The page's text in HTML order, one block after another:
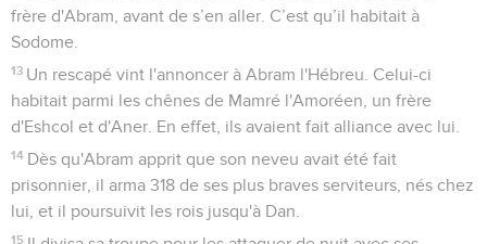
frère d'Abram, avant de s’en aller. C’est qu’il habitait à
Sodome.
13 Un rescapé vint l'annoncer à Abram l'Hébreu. Celui-ci
habitait parmi les chênes de Mamré l'Amoréen, un frère
d'Eshcol et d'Aner. En effet, ils avaient fait alliance avec lui.
14 Dès qu'Abram apprit que son neveu avait été fait
prisonnier, il arma 318 de ses plus braves serviteurs, nés chez
lui, et il poursuivit les rois jusqu'à Dan.
15